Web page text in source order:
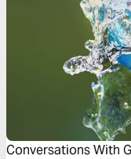
Conversations With